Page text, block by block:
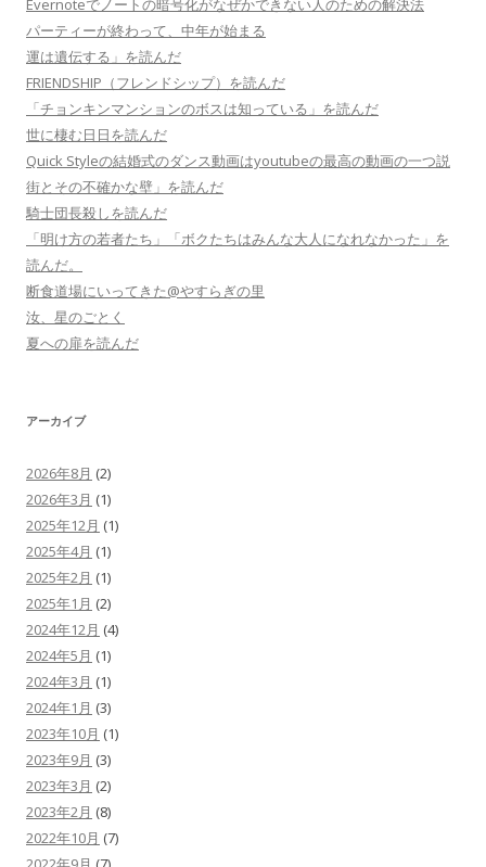
Evernoteでノートの暗号化がなぜかできない人のための解決法
パーティーが終わって、中年が始まる
運は遺伝する」を読んだ
FRIENDSHIP（フレンドシップ）を読んだ
「チョンキンマンションのボスは知っている」を読んだ
世に棲む日日を読んだ
Quick Styleの結婚式のダンス動画はyoutubeの最高の動画の一つ説
街とその不確かな壁」を読んだ
騎士団長殺しを読んだ
「明け方の若者たち」「ボクたちはみんな大人になれなかった」を
読んだ。
断食道場にいってきた@やすらぎの里
汝、星のごとく
夏への扉を読んだ
アーカイブ
2026年8月 (2)
2026年3月 (1)
2025年12月 (1)
2025年4月 (1)
2025年2月 (1)
2025年1月 (2)
2024年12月 (4)
2024年5月 (1)
2024年3月 (1)
2024年1月 (3)
2023年10月 (1)
2023年9月 (3)
2023年3月 (2)
2023年2月 (8)
2022年10月 (7)